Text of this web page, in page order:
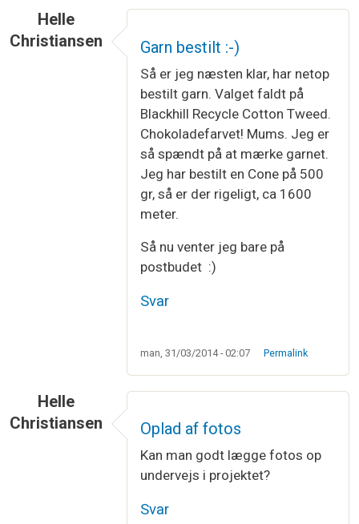
Helle
Christiansen
Garn bestilt :-)
Så er jeg næsten klar, har netop
bestilt garn. Valget faldt på
Blackhill Recycle Cotton Tweed.
Chokoladefarvet! Mums. Jeg er
så spændt på at mærke garnet.
Jeg har bestilt en Cone på 500
gr, så er der rigeligt, ca 1600
meter.
Så nu venter jeg bare på
postbudet :)
Svar
man, 31/03/2014 - 02:07 Permalink
Helle
Christiansen
Oplad af fotos
Kan man godt lægge fotos op
undervejs i projektet?
Svar